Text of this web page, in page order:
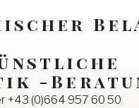
-
+43 (0)664 957 60 50